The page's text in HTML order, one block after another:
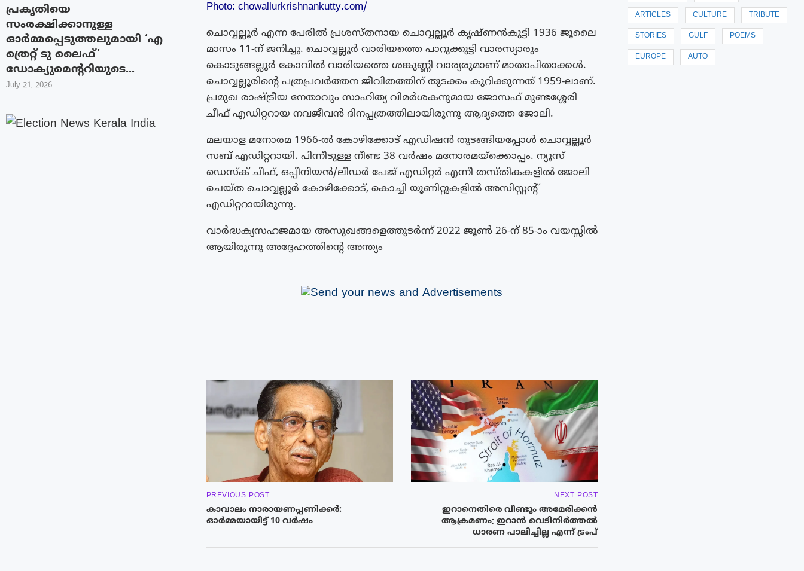
Photo: chowallurkrishnankutty.com/
ചൊവ്വല്ലൂർ എന്ന പേരിൽ പ്രശസ്തനായ ചൊവ്വല്ലൂർ കൃഷ്ണൻകുട്ടി 1936 ജൂലൈ
മാസം 11-ന് ജനിച്ചു. ചൊവ്വല്ലൂർ വാരിയത്തെ പാറുക്കുട്ടി വാരസ്യാരും
കൊടുങ്ങല്ലൂർ കോവിൽ വാരിയത്തെ ശങ്കുണ്ണി വാര്യരുമാണ് മാതാപിതാക്കൾ.
ചൊവ്വല്ലൂരിൻ്റെ പത്രപ്രവർത്തന ജീവിതത്തിന് തുടക്കം കുറിക്കുന്നത് 1959-ലാണ്.
പ്രമുഖ രാഷ്ട്രീയ നേതാവും സാഹിത്യ വിമർശകനുമായ ജോസഫ് മുണ്ടശ്ശേരി
ചീഫ് എഡിറ്ററായ നവജീവൻ ദിനപ്പത്രത്തിലായിരുന്നു ആദ്യത്തെ ജോലി.
മലയാള മനോരമ 1966-ൽ കോഴിക്കോട് എഡിഷൻ തുടങ്ങിയപ്പോൾ ചൊവ്വല്ലൂർ
സബ് എഡിറ്ററായി. പിന്നീടുള്ള നീണ്ട 38 വർഷം മനോരമയ്ക്കൊപ്പം. ന്യൂസ്
ഡെസ്ക് ചീഫ്, ഒപ്പീനിയൻ/ലീഡർ പേജ് എഡിറ്റർ എന്നീ തസ്തികകളിൽ ജോലി
ചെയ്ത ചൊവ്വല്ലൂർ കോഴിക്കോട്, കൊച്ചി യൂണിറ്റുകളിൽ അസിസ്റ്റൻ്റ്
എഡിറ്ററായിരുന്നു.
വാർദ്ധക്യസഹജമായ അസുഖങ്ങളെത്തുടർന്ന് 2022 ജൂൺ 26-ന് 85-ാം വയസ്സിൽ
ആയിരുന്നു അദ്ദേഹത്തിന്റെ അന്ത്യം
PREVIOUS POST
കാവാലം നാരായണപ്പണിക്കർ:
ഓർമ്മയായിട്ട് 10 വർഷം
NEXT POST
ഇറാനെതിരെ വീണ്ടും അമേരിക്കൻ
ആക്രമണം; ഇറാൻ വെടിനിർത്തൽ
ധാരണ പാലിച്ചില്ല എന്ന് ട്രംപ്
ARTICLES CULTURE TRIBUTE
STORIES GULF POEMS
EUROPE AUTO
പ്രകൃതിയെ
സംരക്ഷിക്കാനുള്ള
ഓർമ്മപ്പെടുത്തലുമായി ‘എ
ത്രെറ്റ് ടു ലൈഫ്’
ഡോക്യുമെന്ററിയുടെ...
July 21, 2026